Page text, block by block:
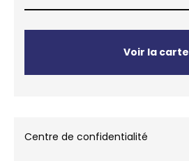
Voir la carte
Centre de confidentialité